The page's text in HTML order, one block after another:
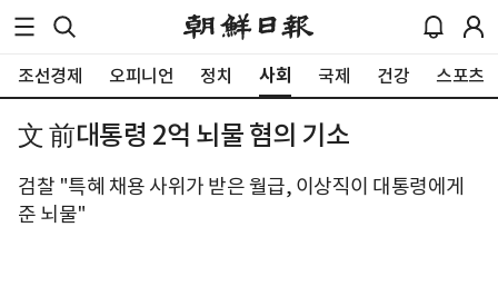
조선경제 오피니언 정치 사회 국제 건강 스포츠
文 前대통령 2억 뇌물 혐의 기소
검찰 "특혜 채용 사위가 받은 월급, 이상직이 대통령에게
준 뇌물"